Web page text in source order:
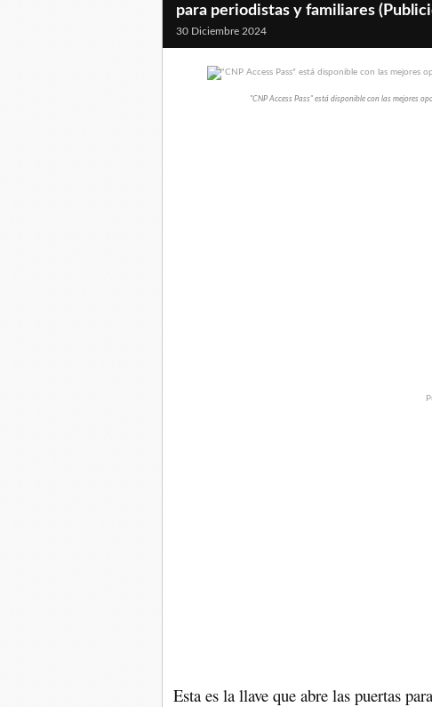
para periodistas y familiares
30 Diciembre 2024
"CNP Access Pass" está disponible con las mejores
Esta es la llave que abre las puertas